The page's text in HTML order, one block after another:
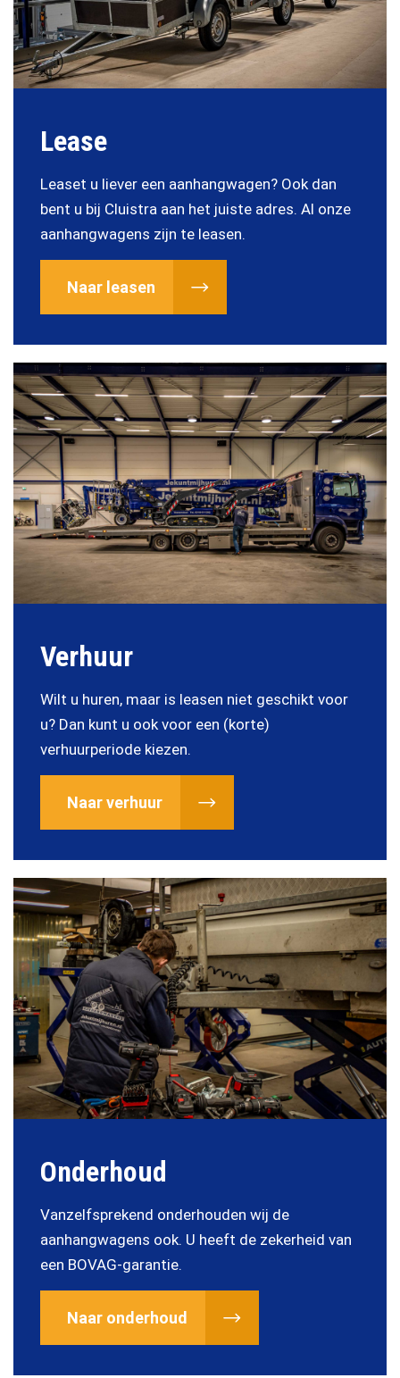
Lease
Leaset u liever een aanhangwagen? Ook dan
bent u bij Cluistra aan het juiste adres. Al onze
aanhangwagens zijn te leasen.
Naar leasen
Verhuur
Wilt u huren, maar is leasen niet geschikt voor
u? Dan kunt u ook voor een (korte)
verhuurperiode kiezen.
Naar verhuur
Onderhoud
Vanzelfsprekend onderhouden wij de
aanhangwagens ook. U heeft de zekerheid van
een BOVAG-garantie.
Naar onderhoud